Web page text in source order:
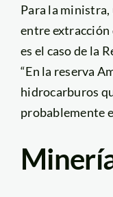
Para la
entre extracción
es el caso de la
“En la reserva
hidrocarburos
probablemente